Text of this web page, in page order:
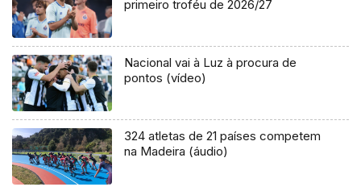
primeiro troféu de 2026/27
Nacional vai à Luz à procura de
pontos (vídeo)
324 atletas de 21 países competem
na Madeira (áudio)